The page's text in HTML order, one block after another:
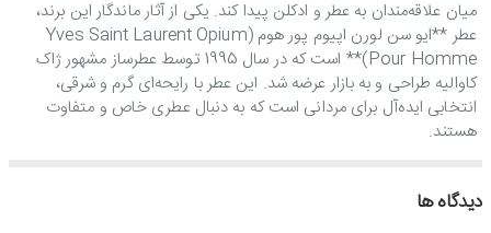
میان علاقه‌مندان به عطر و ادکلن پیدا کند. یکی از آثار ماندگار این برند،
عطر **ایو سن لورن اپیوم پور هوم (Yves Saint Laurent Opium
Pour Homme)** است که در سال 1995 توسط عطرساز مشهور ژاک
کاوالیه طراحی و به بازار عرضه شد. این عطر با رایحه‌ای گرم و شرقی،
انتخابی ایده‌آل برای مردانی است که به دنبال عطری خاص و متفاوت
هستند.
ایو سن لورن اپیوم پور هوم با یک ترکیب خارق‌العاده و پیچیده طراحی
دیدگاه ها